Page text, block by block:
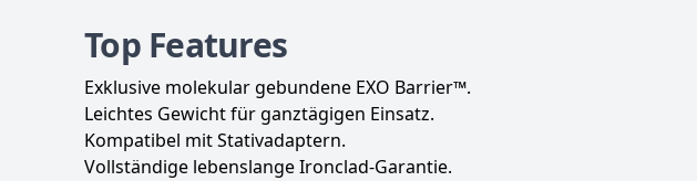
Top Features
Exklusive molekular gebundene EXO Barrier™.
Leichtes Gewicht für ganztägigen Einsatz.
Kompatibel mit Stativadaptern.
Vollständige lebenslange Ironclad-Garantie.